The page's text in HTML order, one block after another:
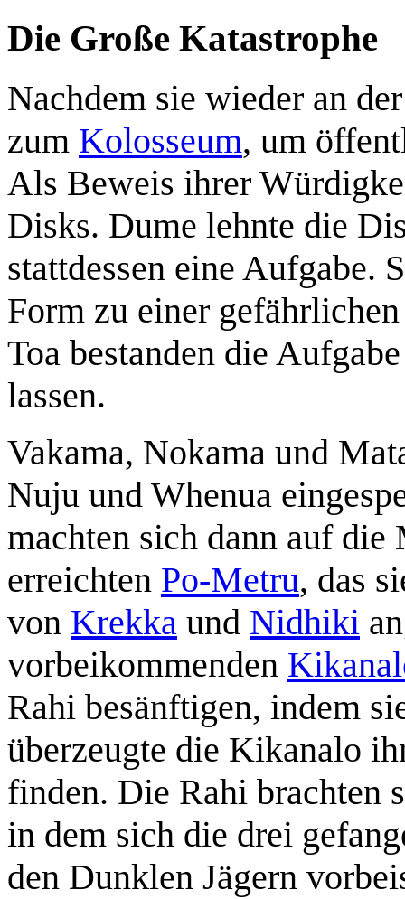
Die Große Katastrophe
Nachdem sie wieder an
zum Kolosseum, um
Als Beweis ihrer
Disks. Dume lehnte die
stattdessen eine Aufgabe.
Form zu einer
Toa bestanden die
lassen.
Vakama, Nokama und
Nuju und Whenua
machten sich dann auf
erreichten Po-Metru, das
von Krekka und Nidhiki
vorbeikommenden
Rahi besänftigen, indem
überzeugte die Kikanalo
finden. Die Rahi brachten
in dem sich die drei
den Dunklen Jägern